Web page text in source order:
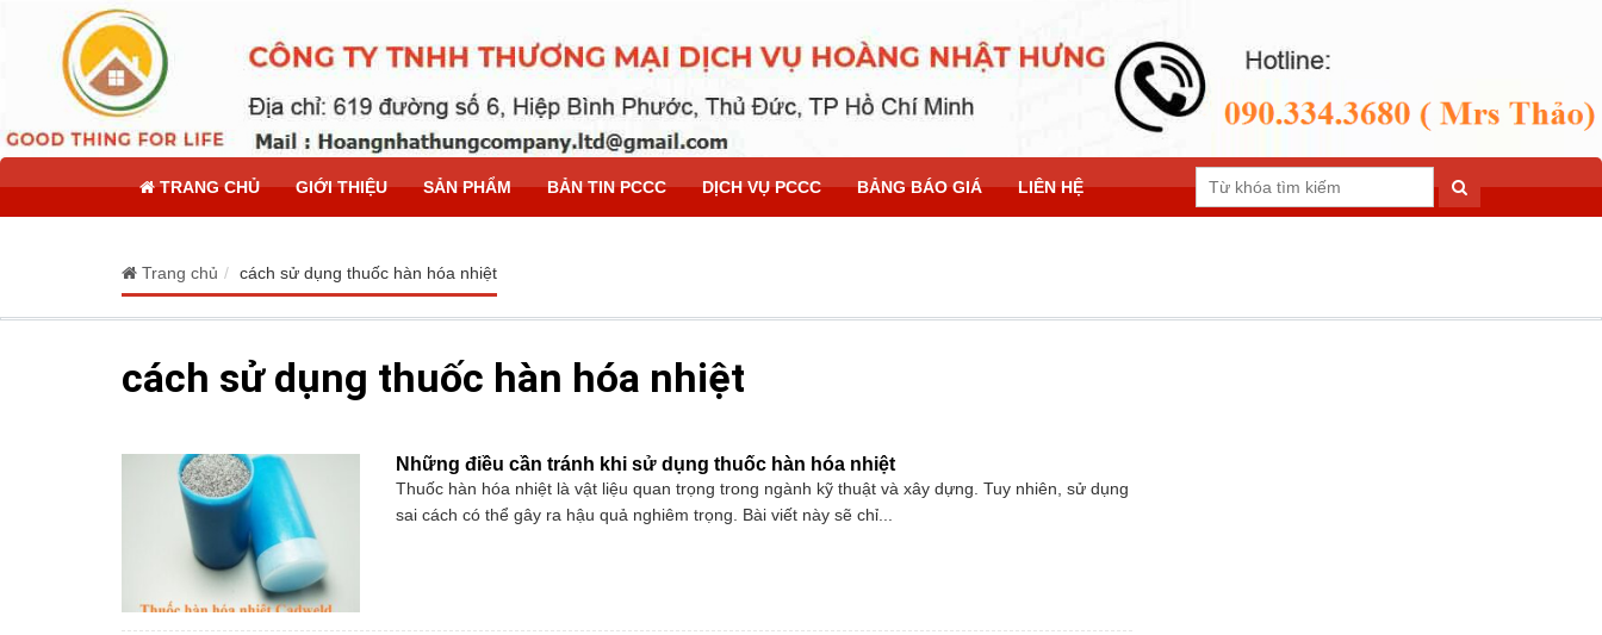
TRANG CHỦ GIỚI THIỆU SẢN PHẨM BẢN TIN PCCC DỊCH VỤ PCCC BẢNG BÁO GIÁ LIÊN HỆ
Trang chủ cách sử dụng thuốc hàn hóa nhiệt
cách sử dụng thuốc hàn hóa nhiệt
Những điều cần tránh khi sử dụng thuốc hàn hóa nhiệt
Thuốc hàn hóa nhiệt là vật liệu quan trọng trong ngành kỹ thuật và xây dựng. Tuy nhiên, sử dụng
sai cách có thể gây ra hậu quả nghiêm trọng. Bài viết này sẽ chỉ...